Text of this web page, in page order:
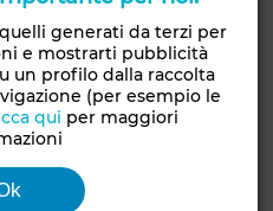
generati da terzi per
e mostrarti pubblicità
un profilo dalla raccolta
(per esempio le
qui per maggiori